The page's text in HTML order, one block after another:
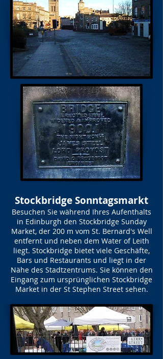
Stockbridge Sonntagsmarkt
Besuchen Sie während Ihres Aufenthalts
in Edinburgh den Stockbridge Sunday
Market, der 200 m vom St. Bernard's Well
entfernt und neben dem Water of Leith
liegt. Stockbridge bietet viele Geschäfte,
Bars und Restaurants und liegt in der
Nähe des Stadtzentrums. Sie können den
Eingang zum ursprünglichen Stockbridge
Market in der St Stephen Street sehen.